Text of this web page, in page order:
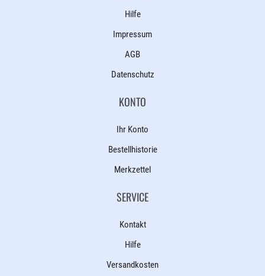
Hilfe
Impressum
AGB
Datenschutz
KONTO
Ihr Konto
Bestellhistorie
Merkzettel
SERVICE
Kontakt
Hilfe
Versandkosten